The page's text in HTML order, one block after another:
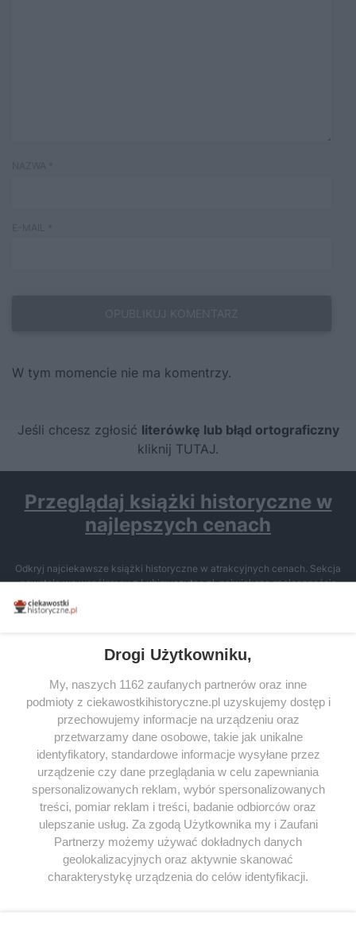
W tym momencie nie ma komentrzy.
Jeśli chcesz zgłosić literówkę lub błąd ortograficzny
kliknij TUTAJ.
Przeglądaj książki historyczne w
najlepszych cenach
Odkryj najciekawsze książki historyczne w atrakcyjnych cenach. Sekcja
powstała we współpracy z Lubimyczytac.pl, największą społecznością
miłośników literatury w Polsce – dzięki temu możesz wybierać spośród
tytułów najwyżej ocenianych przez czytelników.
SERWIS
SPOŁECZNOŚĆ
WSPÓŁPRACA
KONTAKT
ODWIEDŹ RÓWNIEŻ:
Drogi Użytkowniku,
My, naszych 1162 zaufanych partnerów oraz inne
podmioty z ciekawostkihistoryczne.pl uzyskujemy dostęp i
przechowujemy informacje na urządzeniu oraz
przetwarzamy dane osobowe, takie jak unikalne
identyfikatory, standardowe informacje wysyłane przez
urządzenie czy dane przeglądania w celu zapewniania
spersonalizowanych reklam, wybór spersonalizowanych
treści, pomiar reklam i treści, badanie odbiorców oraz
ulepszanie usług. Za zgodą Użytkownika my i Zaufani
Partnerzy możemy używać dokładnych danych
geolokalizacyjnych oraz aktywnie skanować
charakterystykę urządzenia do celów identyfikacji.